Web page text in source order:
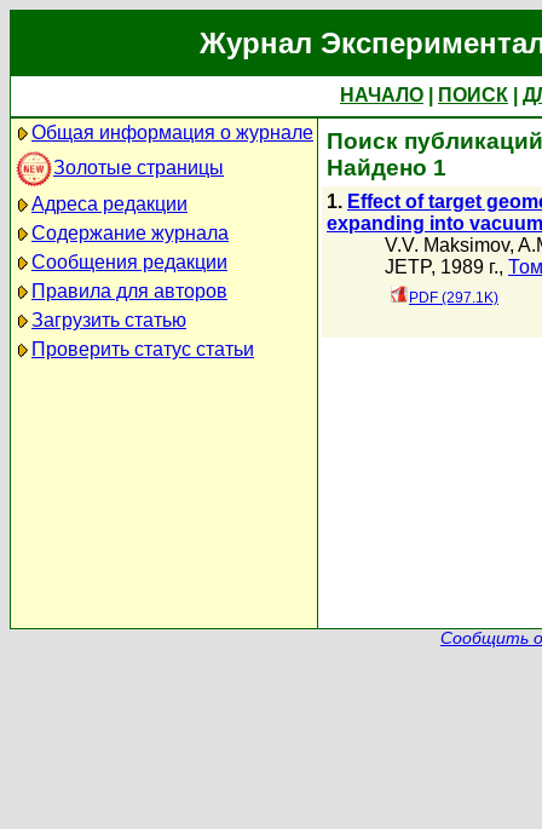
Журнал
НАЧАЛО ПОИСК
Общая информация о журнале
Золотые страницы
Адреса редакции
Содержание журнала
Сообщения редакции
Правила для авторов
Загрузить статью
Проверить статус статьи
Поиск
Найдено 1
1. Effect of target
expanding into vacuum
V.V. Maksimov,
JETP, 1989 г.,
PDF (297.1K)
Сообщить о